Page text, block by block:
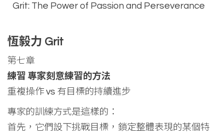
Grit: The Power of Passion and Perseverance
恆毅力 Grit
第七章
練習 專家刻意練習的方法
重複操作 vs 有目標的持續進步
專家的訓練方式是這樣的：
首先，它們設下挑戰目標，鎖定整體表現的某個特